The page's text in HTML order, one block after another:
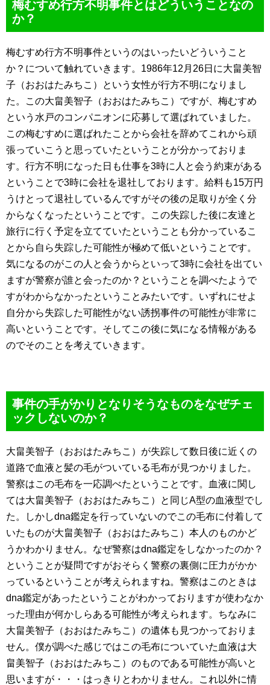
梅むすめ行方不明事件とはどういうことなの
か？
梅むすめ行方不明事件というのはいったいどういうこと
か？について触れていきます。1986年12月26日に大畠美智
子（おおはたみちこ）という女性が行方不明になりまし
た。この大畠美智子（おおはたみちこ）ですが、梅むすめ
という水戸のコンパニオンに応募して選ばれていました。
この梅むすめに選ばれたことから会社を辞めてこれから頑
張っていこうと思っていたということが分かっておりま
す。行方不明になった日も仕事を3時に人と会う約束がある
ということで3時に会社を退社しております。給料も15万円
うけとって退社しているんですがその後の足取りが全く分
からなくなったということです。この失踪した後に友達と
旅行に行く予定を立てていたということも分かっているこ
とから自ら失踪した可能性が極めて低いということです。
気になるのがこの人と会うからといって3時に会社を出てい
ますが警察が誰と会ったのか？ということを調べたようで
すがわからなかったということみたいです。いずれにせよ
自分から失踪した可能性がない誘拐事件の可能性が非常に
高いということです。そしてこの後に気になる情報がある
のでそのことを考えていきます。
事件の手がかりとなりそうなものをなぜチェ
ックしないのか？
大畠美智子（おおはたみちこ）が失踪して数日後に近くの
道路で血液と髪の毛がついている毛布が見つかりました。
警察はこの毛布を一応調べたということです。血液に関し
ては大畠美智子（おおはたみちこ）と同じA型の血液型でし
た。しかしdna鑑定を行っていないのでこの毛布に付着して
いたものが大畠美智子（おおはたみちこ）本人のものかど
うかわかりません。なぜ警察はdna鑑定をしなかったのか？
ということが疑問ですがおそらく警察の裏側に圧力がかか
っているということが考えられますね。警察はこのときは
dna鑑定があったということがわかっておりますが使わなか
った理由が何かしらある可能性が考えられます。ちなみに
大畠美智子（おおはたみちこ）の遺体も見つかっておりま
せん。僕が調べた感じではこの毛布についていた血液は大
畠美智子（おおはたみちこ）のものである可能性が高いと
思いますが・・・はっきりとわかりません。これ以外に情